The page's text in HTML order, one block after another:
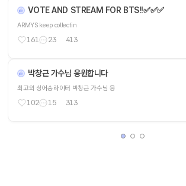
VOTE AND STREAM FOR BTS!!✅️✅️✅
ARMYS keep collectin
161 23 413
박창근 가수님 응원합니다
최고의 싱어송라이터 박창근 가수님 응
102 15 313